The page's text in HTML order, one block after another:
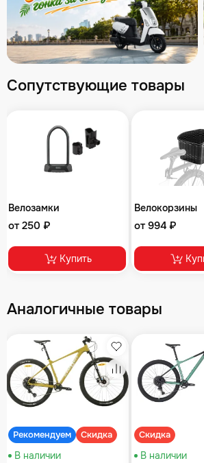
Сопутствующие товары
Велозамки
от 250 ₽
Купить
Велокорзины
от 994 ₽
Аналогичные товары
Рекомендуем Скидка
Избранное
Сравнение
В наличии
Скидка
В наличии